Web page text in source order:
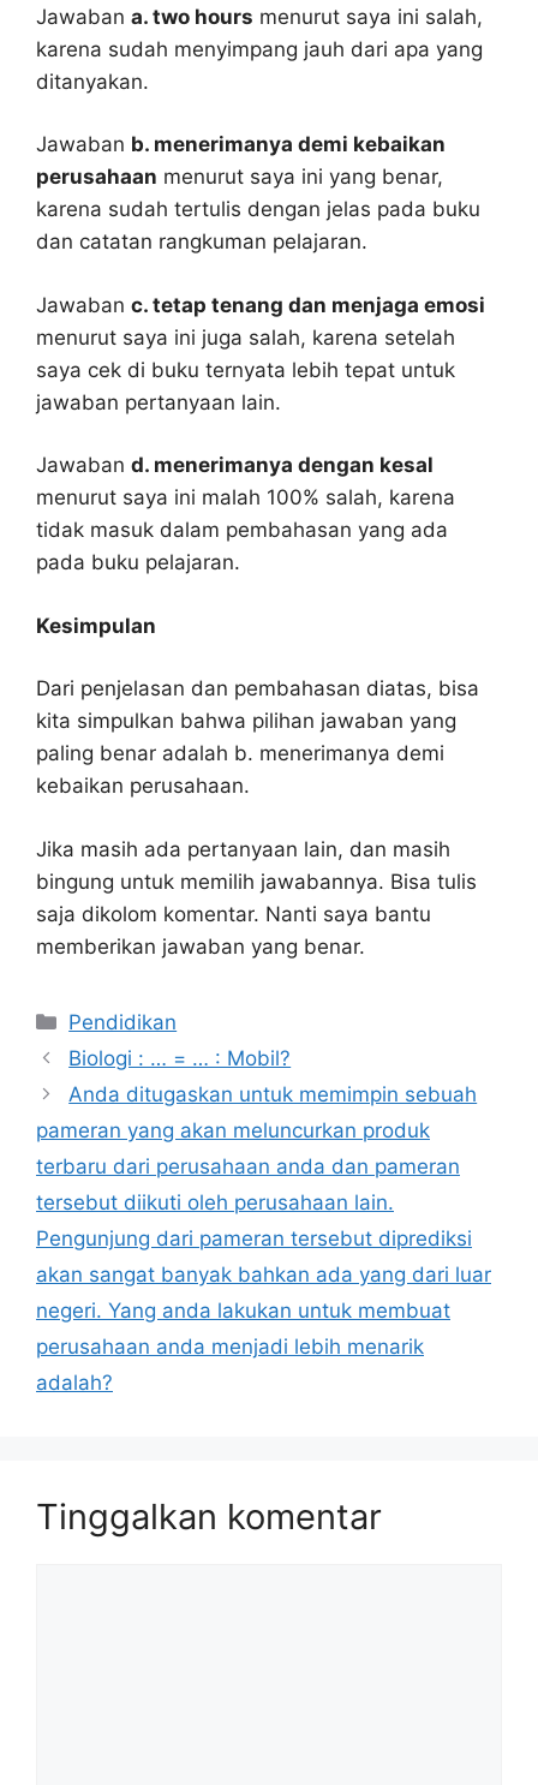
Jawaban a. two hours menurut saya ini salah,
karena sudah menyimpang jauh dari apa yang
ditanyakan.
Jawaban b. menerimanya demi kebaikan
perusahaan menurut saya ini yang benar,
karena sudah tertulis dengan jelas pada buku
dan catatan rangkuman pelajaran.
Jawaban c. tetap tenang dan menjaga emosi
menurut saya ini juga salah, karena setelah
saya cek di buku ternyata lebih tepat untuk
jawaban pertanyaan lain.
Jawaban d. menerimanya dengan kesal
menurut saya ini malah 100% salah, karena
tidak masuk dalam pembahasan yang ada
pada buku pelajaran.
Kesimpulan
Dari penjelasan dan pembahasan diatas, bisa
kita simpulkan bahwa pilihan jawaban yang
paling benar adalah b. menerimanya demi
kebaikan perusahaan.
Jika masih ada pertanyaan lain, dan masih
bingung untuk memilih jawabannya. Bisa tulis
saja dikolom komentar. Nanti saya bantu
memberikan jawaban yang benar.
Kategori
Pendidikan
Biologi : … = … : Mobil?
Anda ditugaskan untuk memimpin sebuah
pameran yang akan meluncurkan produk
terbaru dari perusahaan anda dan pameran
tersebut diikuti oleh perusahaan lain.
Pengunjung dari pameran tersebut diprediksi
akan sangat banyak bahkan ada yang dari luar
negeri. Yang anda lakukan untuk membuat
perusahaan anda menjadi lebih menarik
adalah?
Tinggalkan komentar